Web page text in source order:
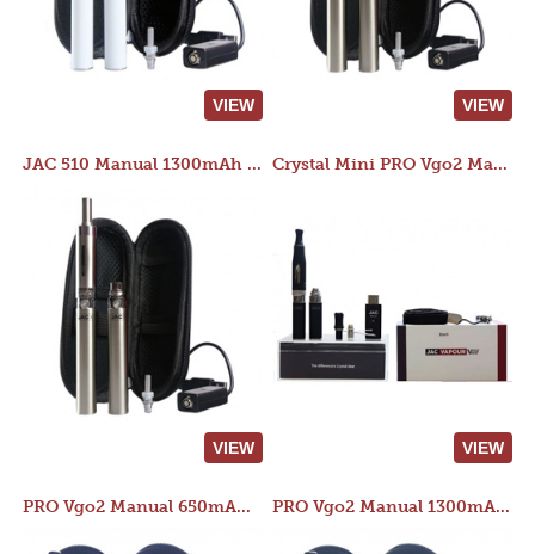
VIEW VIEW
JAC 510 Manual 1300mAh Starter Kit
VIEW
Crystal Mini PRO Vgo2 Manual 400mAh Kit
VIEW
PRO Vgo2 Manual 650mAh Kit PRO Vgo2 Manual 1300mAh Kit